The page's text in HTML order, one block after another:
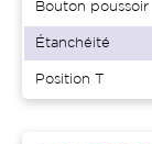
Bouton poussoir
Étanchéité
Position T